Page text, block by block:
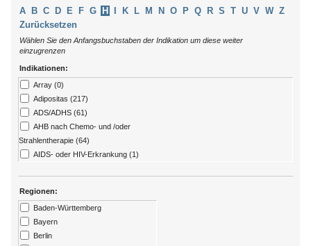
A B C D E F G H K L M N O P Q R S T U V W Z
Zurücksetzen
Wählen Sie den Anfangsbuchstaben der Indikation um diese weiter
einzugrenzen
Indikationen:
Array (0)
Adipositas (217)
ADS/ADHS (61)
AHB nach Chemo- und /oder
Strahlentherapie (64)
AIDS- oder HIV-Erkrankung (1)
Alzheimer (13)
Amputation (176)
Angststörungen (273)
Arthritis (92)
Regionen:
Baden-Württemberg
Bayern
Berlin